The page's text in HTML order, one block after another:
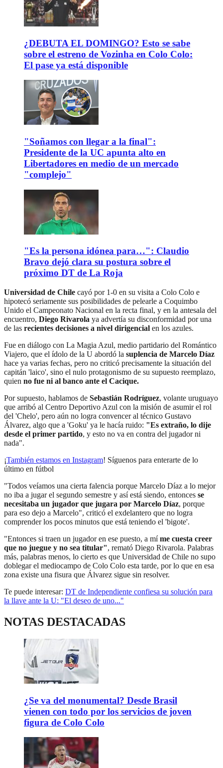
¿DEBUTA EL DOMINGO? Esto se sabe
sobre el estreno de Vozinha en Colo Colo:
El pase ya está disponible
"Soñamos con llegar a la final":
Presidente de la UC apunta alto en
Libertadores en medio de un mercado
"complejo"
"Es la persona idónea para…": Claudio
Bravo dejó clara su postura sobre el
próximo DT de La Roja
Universidad de Chile cayó por 1-0 en su visita a Colo Colo e
hipotecó seriamente sus posibilidades de pelearle a Coquimbo
Unido el Campeonato Nacional en la recta final, y en la antesala del
encuentro, Diego Rivarola ya advertía su disconformidad por una
de las recientes decisiones a nivel dirigencial en los azules.
Fue en diálogo con La Magia Azul, medio partidario del Romántico
Viajero, que el ídolo de la U abordó la suplencia de Marcelo Díaz
hace ya varias fechas, pero no criticó precisamente la situación del
capitán 'laico', sino el nulo protagonismo de su supuesto reemplazo,
quien no fue ni al banco ante el Cacique.
Por supuesto, hablamos de Sebastián Rodríguez, volante uruguayo
que arribó al Centro Deportivo Azul con la misión de asumir el rol
del 'Chelo', pero aún no logra convencer al técnico Gustavo
Álvarez, algo que a 'Goku' ya le hacía ruido: "Es extraño, lo dije
desde el primer partido, y esto no va en contra del jugador ni
nada".
¡También estamos en Instagram! Síguenos para enterarte de lo
último en fútbol
"Todos veíamos una cierta falencia porque Marcelo Díaz a lo mejor
no iba a jugar el segundo semestre y así está siendo, entonces se
necesitaba un jugador que jugara por Marcelo Díaz, porque
para eso dejo a Marcelo", criticó el exdelantero que no logra
comprender los pocos minutos que está teniendo el 'bigote'.
"Entonces si traen un jugador en ese puesto, a míme cuesta creer
que no juegue y no sea titular", remató Diego Rivarola. Palabras
más, palabras menos, lo cierto es que Universidad de Chile no supo
doblegar el mediocampo de Colo Colo esta tarde, por lo que en esa
zona existe una fisura que Álvarez sigue sin resolver.
Te puede interesar: DT de Independiente confiesa su solución para
la llave ante la U: "El deseo de uno..."
NOTAS DESTACADAS
¿Se va del monumental? Desde Brasil
vienen con todo por los servicios de joven
figura de Colo Colo